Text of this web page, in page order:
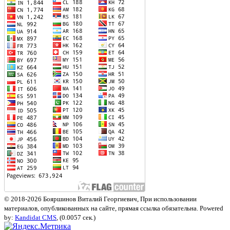
© 2018-2026 Бояршинов Виталий Георгиевич, При использовании
материалов, опубликованных на сайте, прямая ссылка обязательна. Powered
by: Kandidat CMS , (0.0057 сек.)